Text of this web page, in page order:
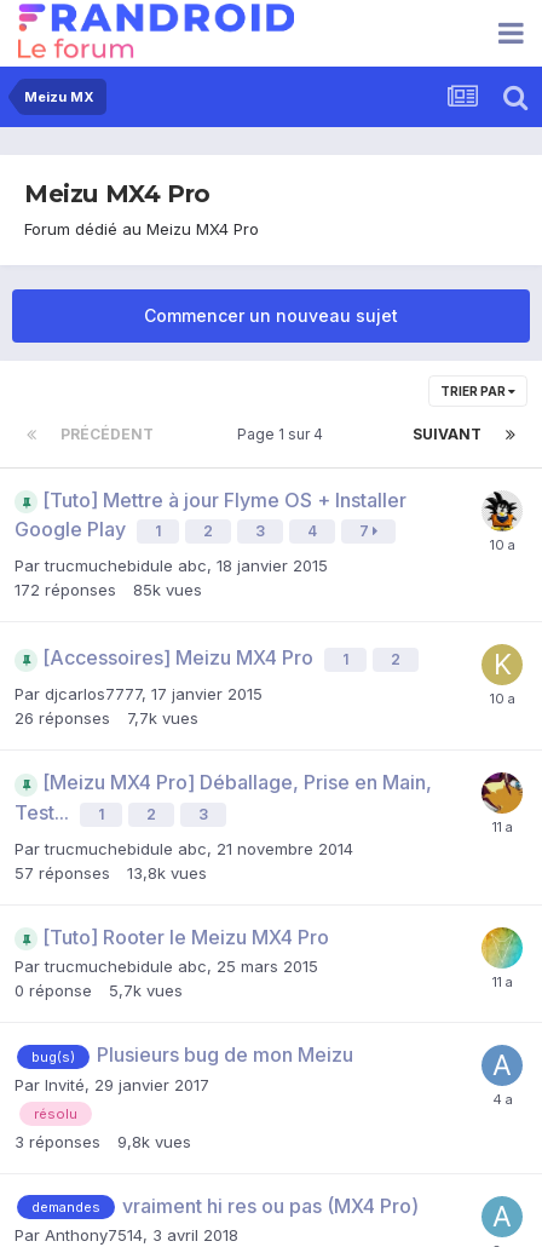
Meizu MX
Meizu MX4 Pro
Forum dédié au Meizu MX4 Pro
Commencer un nouveau sujet
TRIER PAR
PRÉCÉDENT SUIVANT
Page 1 sur 4
[Tuto] Mettre à jour Flyme OS + Installer
Google Play
1 2 3 4 7
Partrucmuchebidule abc, 18 janvier 2015
172 réponses 85k vues
[Accessoires] Meizu MX4 Pro 1 2
Par djcarlos7777, 17 janvier 2015
26 réponses 7,7k vues
[Meizu MX4 Pro] Déballage, Prise en Main,
Test...
1 2 3
Partrucmuchebidule abc, 21 novembre 2014
57 réponses 13,8k vues
[Tuto] Rooter le Meizu MX4 Pro
Partrucmuchebidule abc, 25 mars 2015
0 réponse 5,7k vues
bug(s) Plusieurs bug de mon Meizu
Par Invité, 29 janvier 2017
résolu
3 réponses 9,8k vues
demandes vraiment hi res ou pas (MX4 Pro)
Par Anthony7514, 3 avril 2018